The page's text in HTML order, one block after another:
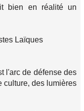
bien en réalité un
Laïques
l'arc de défense des
culture, des lumières